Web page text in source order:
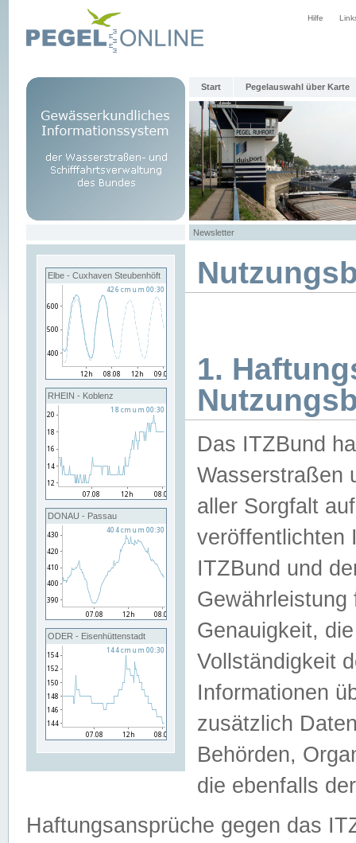
Hilfe
Start Pegelauswahl über Karte
Newsletter
Elbe - Cuxhaven Steubenhöft
RHEIN - Koblenz
DONAU - Passau
ODER - Eisenhüttenstadt
1.
Das ITZBund
Wasserstraßen
aller Sorgfalt
veröffentlichten
ITZBund und
Genauigkeit,
Vollständigkeit
Informationen
zusätzlich
Behörden,
die ebenfalls
Haftungsansprüche gegen das